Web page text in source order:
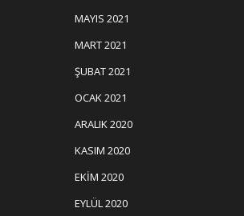
MAYIS 2021
MART 2021
ŞUBAT 2021
OCAK 2021
ARALIK 2020
KASIM 2020
EKIM 2020
EYLÜL 2020